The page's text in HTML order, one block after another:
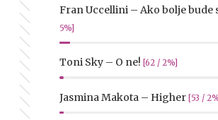
Fran Uccellini – Ako bolje bude
5%]
Toni Sky – O ne! [62 / 2%]
Jasmina Makota – Higher [53 /